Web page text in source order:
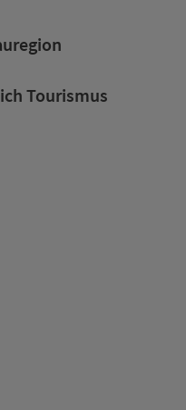
Tourismus